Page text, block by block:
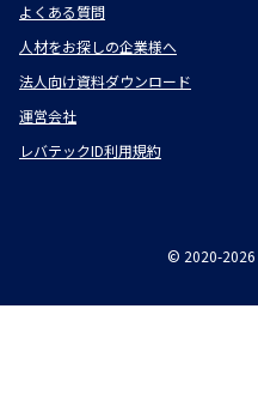
よくある質問
人材をお探しの企業様へ
法人向け資料ダウンロード
運営会社
レバテックID利用規約
© 2020-2026